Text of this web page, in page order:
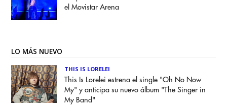
el Movistar Arena
LO MÁS NUEVO
THIS IS LORELEI
This Is Lorelei estrena el single "Oh No Now
My" y anticipa su nuevo álbum "The Singer in
My Band"